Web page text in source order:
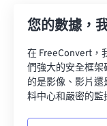
您的數據，
在 FreeConvert，
們強大的安全框
的是影像、影片
料中心和嚴密的監